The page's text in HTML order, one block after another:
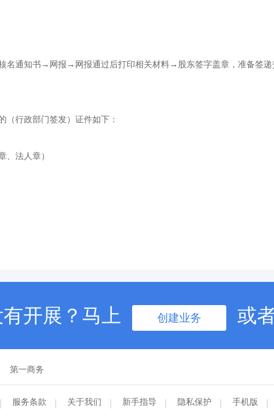
名通知书→网报→网报通过后打印相关材料→股东签字盖章，准备签
（行政部门签发）证件如下：
、法人章）
开展？马上 创建业务 或
第一商务
服务条款 关于我们 新手指导 隐私保护 手机版